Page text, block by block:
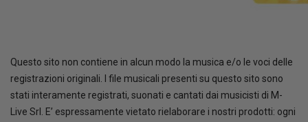
Questo sito non contiene in alcun modo la musica e/o le voci delle
registrazioni originali. I file musicali presenti su questo sito sono
stati interamente registrati, suonati e cantati dai musicisti di M-
Live Srl. E’ espressamente vietato rielaborare i nostri prodotti: ogni